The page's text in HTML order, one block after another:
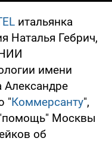
итальянка
Наталья Гебрич,
имени
Александре
"Коммерсанту",
"помощь" Москвы
об